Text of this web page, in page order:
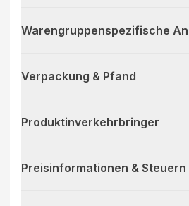
Warengruppenspezifische
Verpackung & Pfand
Produktinverkehrbringer
Preisinformationen & Steuern